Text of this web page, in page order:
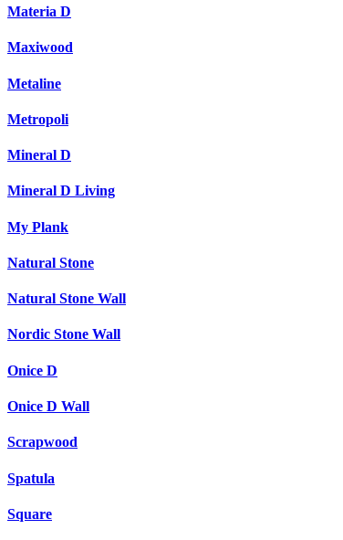
Materia D
Maxiwood
Metaline
Metropoli
Mineral D
Mineral D Living
My Plank
Natural Stone
Natural Stone Wall
Nordic Stone Wall
Onice D
Onice D Wall
Scrapwood
Spatula
Square